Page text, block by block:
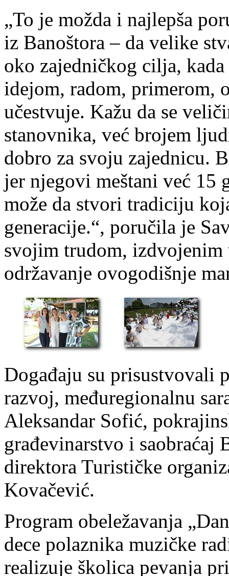
„To je možda i najlepša
iz Banoštora – da velike
oko zajedničkog cilja,
idejom, radom, primerom,
učestvuje. Kažu da se
stanovnika, već brojem
dobro za svoju zajednicu.
jer njegovi meštani već 15
može da stvori tradiciju
generacije.“, poručila je
svojim trudom, izdvojenim
održavanje ovogodišnje
Događaju su prisustvovali
razvoj, međuregionalnu
Aleksandar Sofić,
građevinarstvo i
direktora Turističke
Kovačević.
Program obeležavanja
dece polaznika muzičke
realizuje školica pevanja